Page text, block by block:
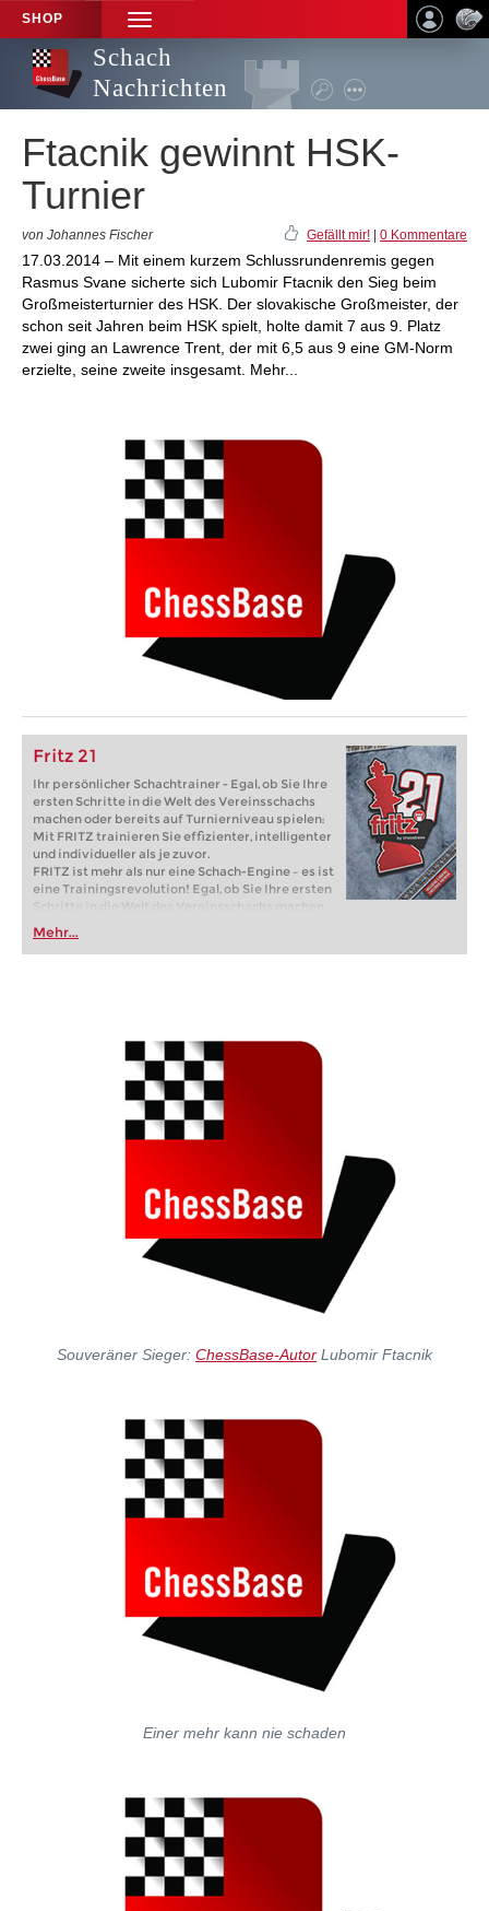
SHOP
TOGGLE
NAVIGATION
Schach
Nachrichten
Ftacnik gewinnt HSK-
Turnier
von Johannes Fischer Gefällt mir! 0 Kommentare
17.03.2014 – Mit einem kurzem Schlussrundenremis gegen
Rasmus Svane sicherte sich Lubomir Ftacnik den Sieg beim
Großmeisterturnier des HSK. Der slovakische Großmeister, der
schon seit Jahren beim HSK spielt, holte damit 7 aus 9. Platz
zwei ging an Lawrence Trent, der mit 6,5 aus 9 eine GM-Norm
erzielte, seine zweite insgesamt. Mehr...
Fritz 21
Ihr persönlicher Schachtrainer - Egal, ob Sie Ihre
ersten Schritte in die Welt des Vereinsschachs
machen oder bereits auf Turnierniveau spielen:
Mit FRITZ trainieren Sie effizienter, intelligenter
und individueller als je zuvor.
FRITZ ist mehr als nur eine Schach-Engine – es ist
eine Trainingsrevolution! Egal, ob Sie Ihre ersten
Schritte in die Welt des Vereinsschachs machen
oder bereits auf Turnierniveau spielen: Mit
FRITZ trainieren Sie effizienter, intelligenter und
individueller als je zuvor.
Mehr...
Souveräner Sieger: ChessBase-Autor Lubomir Ftacnik
Einer mehr kann nie schaden